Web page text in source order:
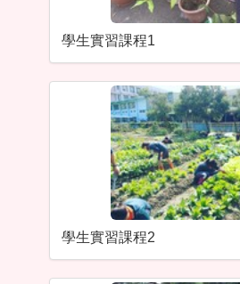
學生實習課程1
學生實習課程2